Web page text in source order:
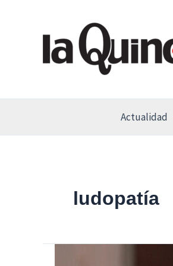
Actualidad
ludopatía